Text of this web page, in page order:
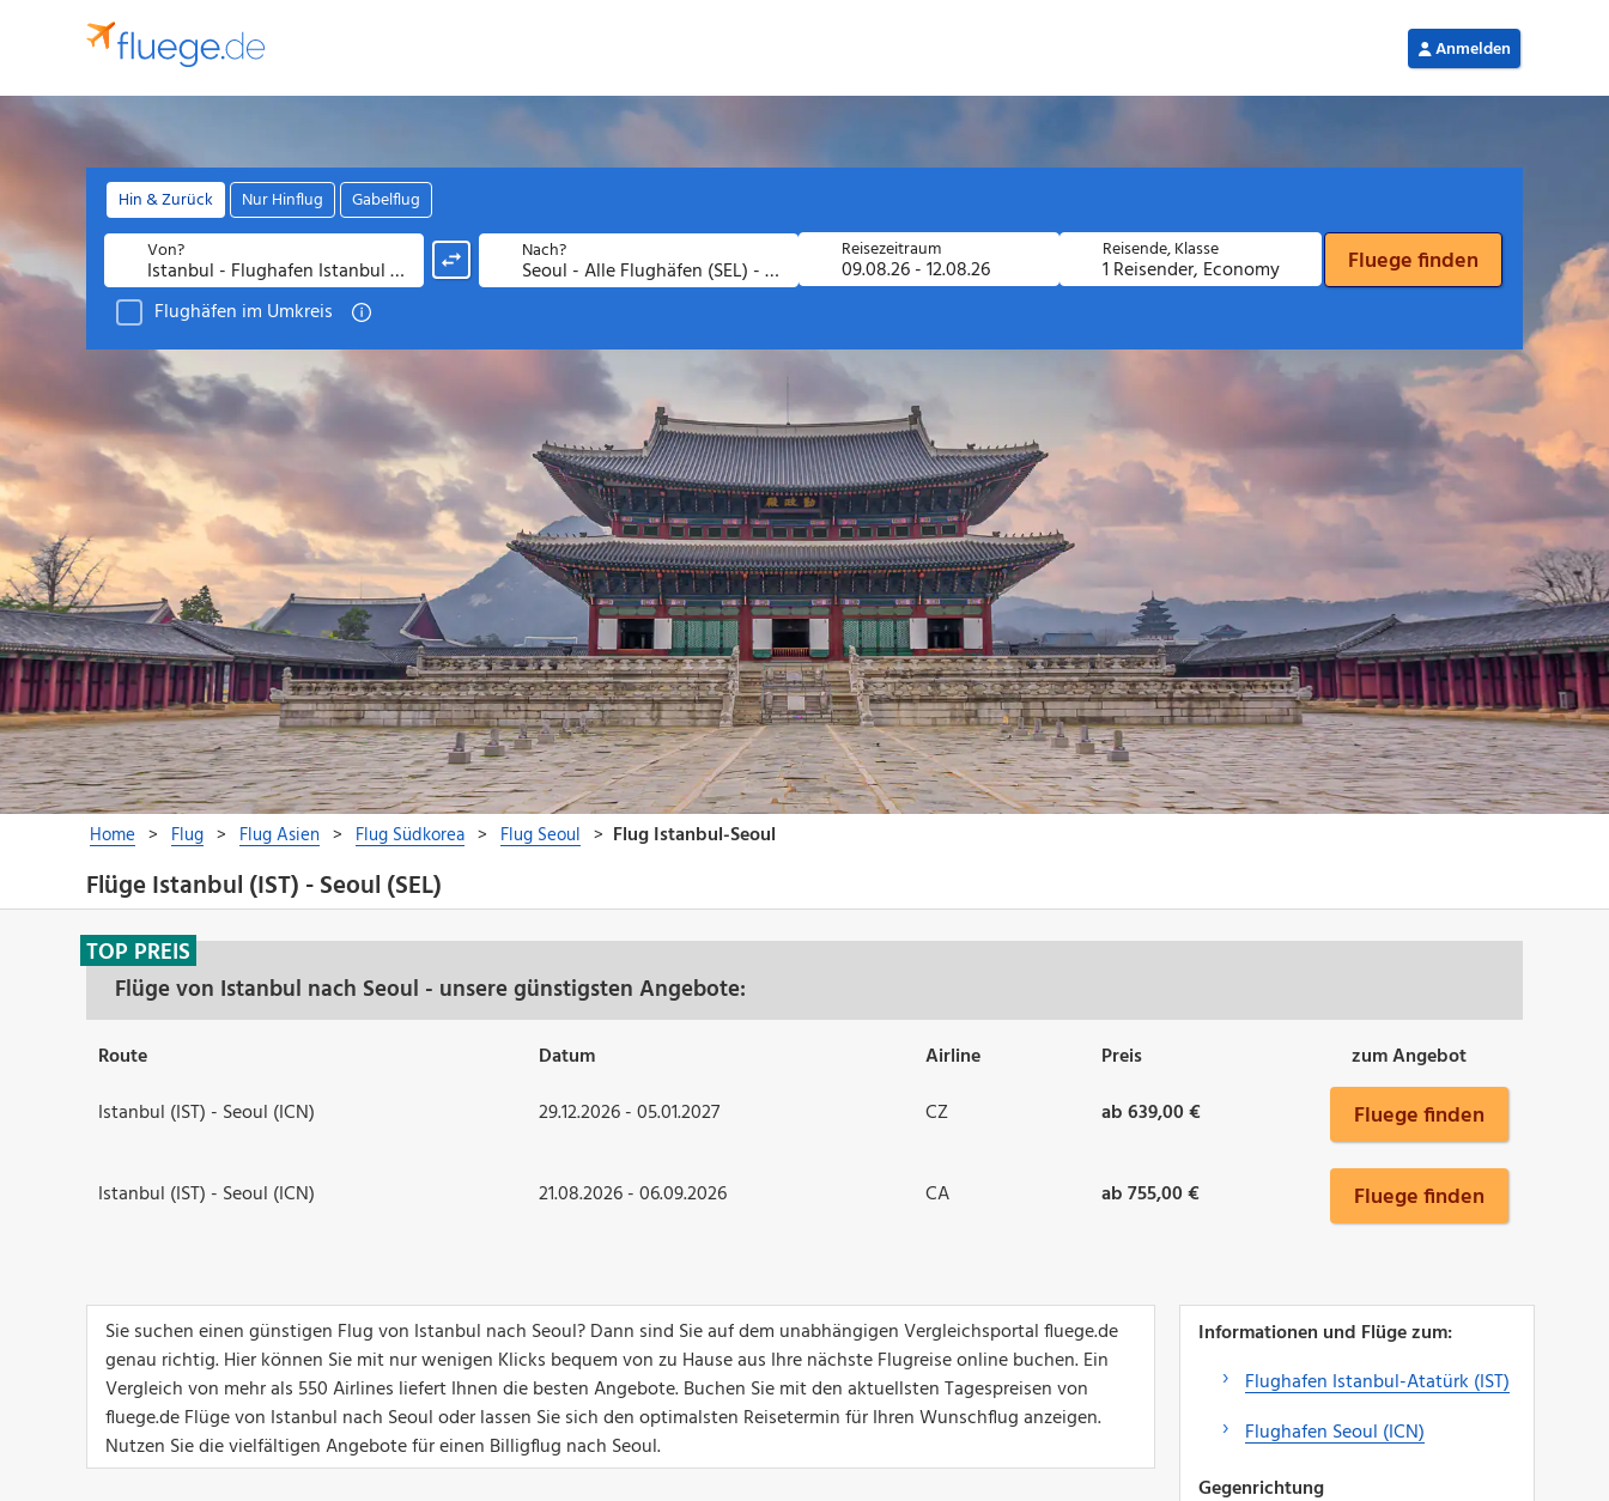
Flüge Istanbul (IST) - Seoul (SEL)
Flüge von Istanbul nach Seoul - unsere günstigsten Angebote:
TOP PREIS
Route Datum Airline Preis
zum Angebot
Istanbul (IST) - Seoul (ICN)
29.12.2026 - 05.01.2027 CZ ab 639,00 € Fluege finden
Istanbul (IST) - Seoul (ICN) 21.08.2026 - 06.09.2026 CA ab 755,00 € Fluege finden
Sie suchen einen günstigen Flug von Istanbul nach Seoul? Dann sind Sie auf dem unabhängigen Vergleichsportal fluege.de
genau richtig. Hier können Sie mit nur wenigen Klicks bequem von zu Hause aus Ihre nächste Flugreise online buchen. Ein
Vergleich von mehr als 550 Airlines liefert Ihnen die besten Angebote. Buchen Sie mit den aktuellsten Tagespreisen von
fluege.de Flüge von Istanbul nach Seoul oder lassen Sie sich den optimalsten Reisetermin für Ihren Wunschflug anzeigen.
Nutzen Sie die vielfältigen Angebote für einen Billigflug nach Seoul.
Informationen und Flüge zum:
Flughafen Istanbul-Atatürk (IST)
Flughafen Seoul (ICN)
Gegenrichtung